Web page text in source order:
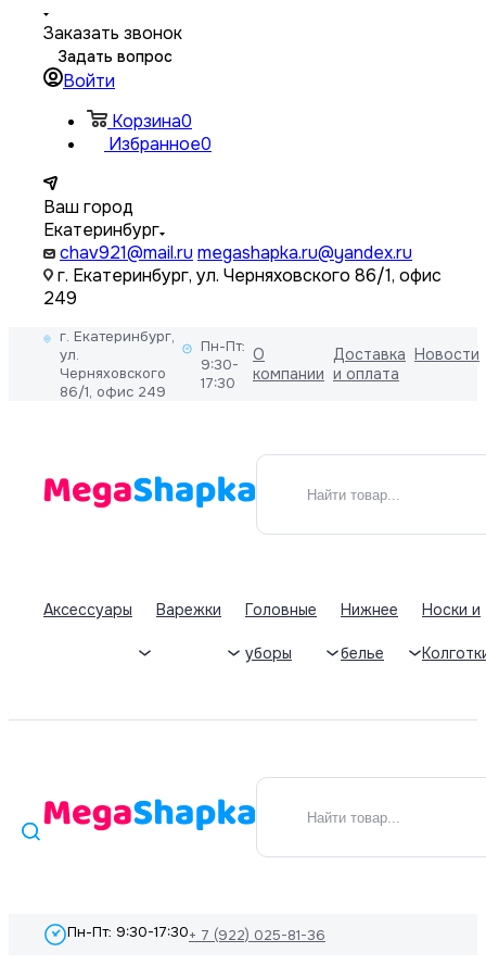
Заказать звонок
Задать вопрос
Войти
Корзина0
Избранное0
Ваш город
Екатеринбург
chav921@mail.ru megashapka.ru@yandex.ru
г. Екатеринбург, ул. Черняховского 86/1, офис
249
г. Екатеринбург,
ул.
Черняховского
86/1, офис 249
Пн-Пт:
9:30-
17:30
О
компании
Доставка
и оплата
Новости
Аксессуары Варежки Головные
уборы
Нижнее
белье
Носки и
Пн-Пт: 9:30-17:30+ 7 (922) 025-81-36